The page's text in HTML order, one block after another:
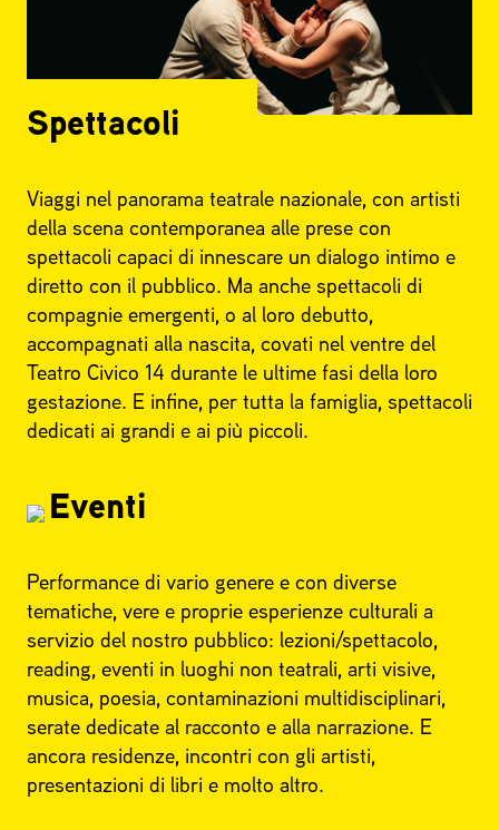
Spettacoli
Viaggi nel panorama teatrale nazionale, con artisti
della scena contemporanea alle prese con
spettacoli capaci di innescare un dialogo intimo e
diretto con il pubblico. Ma anche spettacoli di
compagnie emergenti, o al loro debutto,
accompagnati alla nascita, covati nel ventre del
Teatro Civico 14 durante le ultime fasi della loro
gestazione. E infine, per tutta la famiglia, spettacoli
dedicati ai grandi e ai più piccoli.
Eventi
Performance di vario genere e con diverse
tematiche, vere e proprie esperienze culturali a
servizio del nostro pubblico: lezioni/spettacolo,
reading, eventi in luoghi non teatrali, arti visive,
musica, poesia, contaminazioni multidisciplinari,
serate dedicate al racconto e alla narrazione. E
ancora residenze, incontri con gli artisti,
presentazioni di libri e molto altro.